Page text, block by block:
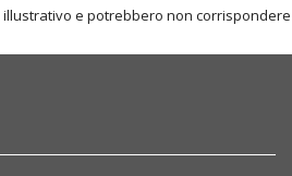
e potrebbero non corrispondere